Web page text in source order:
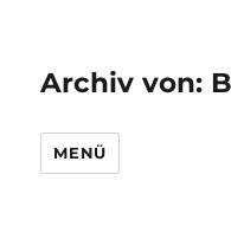
Archiv von:
MENÜ